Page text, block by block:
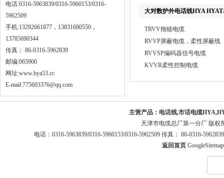
电话:0316-5963839/0316-5960153/0316-
5962509
手机:13292661877，13831680550，
13785690344
传真： 86-0316-5962839
邮编:065900
网址:www.hya53.cc
E-mail:775603376@qq.com
大对数护外电话线HYA HYAT
TRVV拖链电缆
RVVP屏蔽电缆，柔性屏蔽线
RVVSP编码器信号电缆
KVVR柔性控制电缆
主营产品： 电话线,市话电缆
天津市电缆总厂第一分厂 版权
电话：0316-5963839/0316-5960153/0316-5962509 传真： 86-0316-
返回首页 GoogleSitemap